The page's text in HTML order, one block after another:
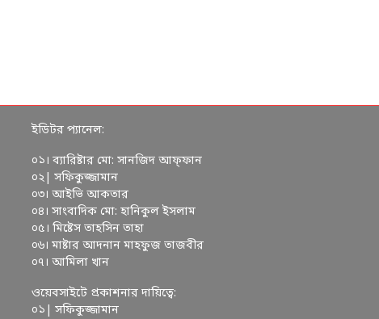
ইডিটর প্যানেল:
০১। ব্যারিষ্টার মো: সানজিদ আফ্ফান
০২| সফিকুজ্জামান
০৩। আইভি আকতার
০৪। সাংবাদিক মো: হানিকুল ইসলাম
০৫। মিষ্টেস তাহসিন তাহা
০৬। মাষ্টার আদনান মাহফুজ তাজবীর
০৭। আমিলা খান
ওয়েবসাইটে প্রকাশনার দায়িত্বে:
০১| সফিকুজ্জামান